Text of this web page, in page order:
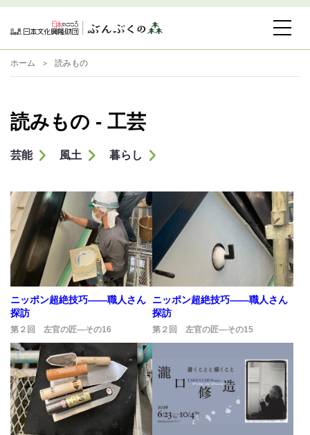
ホーム 読みもの
読みもの - 工芸
芸能 風土 暮らし
ニッポン超絶技巧――職人さん
探訪
第２回 左官の匠―その16
ニッポン超絶技巧――職人さん
探訪
第２回 左官の匠―その15